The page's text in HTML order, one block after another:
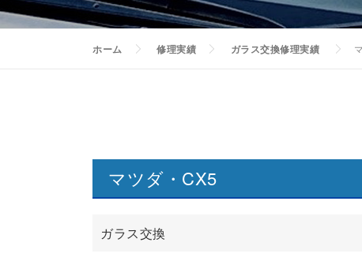
ホーム 修理実績 ガラス交換修理実績
マツダ・CX5
ガラス交換